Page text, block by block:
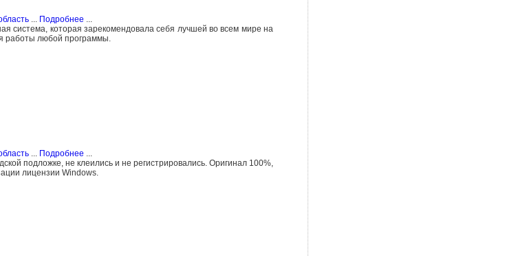
... Подробнее
система, которая зарекомендовала себя лучшей во всем мире на
работы любой программы.
... Подробнее ...
подложке, не клеились и не регистрировались. Оригинал 100%,
лицензии Windows.